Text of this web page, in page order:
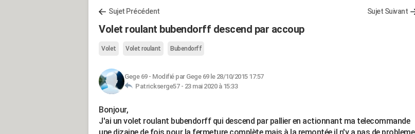
Sujet Précédent Sujet Suivant
Volet roulant bubendorff descend par accoup
Volet Volet roulant Bubendorff
Gege 69- Modifié par Gege 69 le 28/10/2015 17:57
Patrickserge57 - 23 mai 2020 à 15:33
Bonjour,
J'ai un volet roulant bubendorff qui descend par pallier en actionnant ma telecommande